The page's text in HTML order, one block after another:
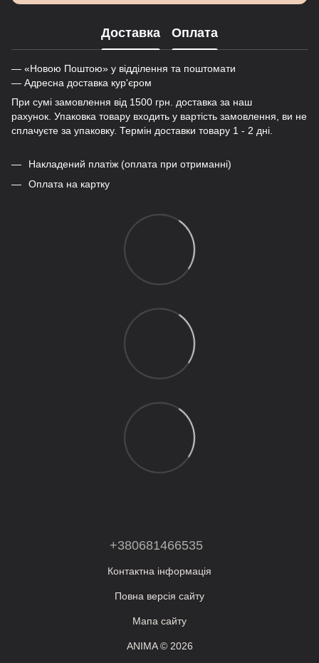
Доставка Оплата
— «Новою Поштою» у відділення та поштомати
— Адресна доставка кур'єром
При сумі замовлення від 1500 грн. доставка за наш
рахунок. Упаковка товару входить у вартість замовлення, ви не
сплачуєте за упаковку. Термін доставки товару 1 - 2 дні.
Накладений платіж (оплата при отриманні)
Оплата на картку
+380681466535
Контактна інформація
Повна версія сайту
Мапа сайту
ANIMA © 2026